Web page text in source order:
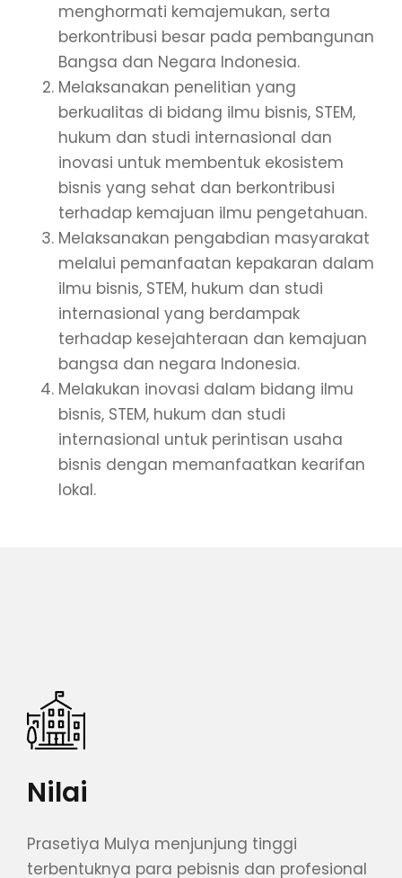
menghormati kemajemukan, serta
berkontribusi besar pada pembangunan
Bangsa dan Negara Indonesia.
Melaksanakan penelitian yang
berkualitas di bidang ilmu bisnis, STEM,
hukum dan studi internasional dan
inovasi untuk membentuk ekosistem
bisnis yang sehat dan berkontribusi
terhadap kemajuan ilmu pengetahuan.
Melaksanakan pengabdian masyarakat
melalui pemanfaatan kepakaran dalam
ilmu bisnis, STEM, hukum dan studi
internasional yang berdampak
terhadap kesejahteraan dan kemajuan
bangsa dan negara Indonesia.
Melakukan inovasi dalam bidang ilmu
bisnis, STEM, hukum dan studi
internasional untuk perintisan usaha
bisnis dengan memanfaatkan kearifan
lokal.
Nilai
Prasetiya Mulya menjunjung tinggi
terbentuknya para pebisnis dan profesional